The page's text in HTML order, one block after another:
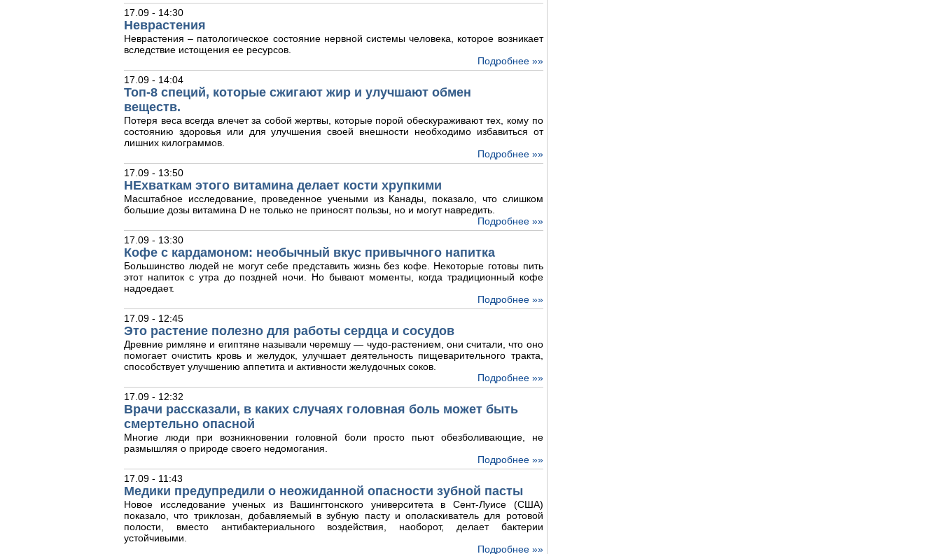
17.09 - 14:30
Неврастения
Неврастения – патологическое состояние нервной системы человека, которое возникает
вследствие истощения ее ресурсов.
Подробнее »»
17.09 - 14:04
Топ-8 специй, которые сжигают жир и улучшают обмен
веществ.
Потеря веса всегда влечет за собой жертвы, которые порой обескураживают тех, кому по
состоянию здоровья или для улучшения своей внешности необходимо избавиться от
лишних килограммов.
Подробнее »»
17.09 - 13:50
НЕхваткам этого витамина делает кости хрупкими
Масштабное исследование, проведенное учеными из Канады, показало, что слишком
большие дозы витамина D не только не приносят пользы, но и могут навредить.
Подробнее »»
17.09 - 13:30
Кофе с кардамоном: необычный вкус привычного напитка
Большинство людей не могут себе представить жизнь без кофе. Некоторые готовы пить
этот напиток с утра до поздней ночи. Но бывают моменты, когда традиционный кофе
надоедает.
Подробнее »»
17.09 - 12:45
Это растение полезно для работы сердца и сосудов
Древние римляне и египтяне называли черемшу — чудо-растением, они считали, что оно
помогает очистить кровь и желудок, улучшает деятельность пищеварительного тракта,
способствует улучшению аппетита и активности желудочных соков.
Подробнее »»
17.09 - 12:32
Врачи рассказали, в каких случаях головная боль может быть
смертельно опасной
Многие люди при возникновении головной боли просто пьют обезболивающие, не
размышляя о природе своего недомогания.
Подробнее »»
17.09 - 11:43
Медики предупредили о неожиданной опасности зубной пасты
Новое исследование ученых из Вашингтонского университета в Сент-Луисе (США)
показало, что триклозан, добавляемый в зубную пасту и ополаскиватель для ротовой
полости, вместо антибактериального воздействия, наоборот, делает бактерии
устойчивыми.
Подробнее »»